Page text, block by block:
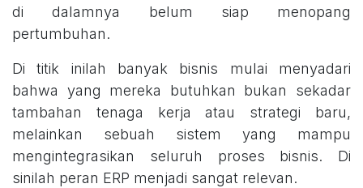
di dalamnya belum siap menopang
pertumbuhan.
Di titik inilah banyak bisnis mulai menyadari
bahwa yang mereka butuhkan bukan sekadar
tambahan tenaga kerja atau strategi baru,
melainkan sebuah sistem yang mampu
mengintegrasikan seluruh proses bisnis. Di
sinilah peran ERP menjadi sangat relevan.